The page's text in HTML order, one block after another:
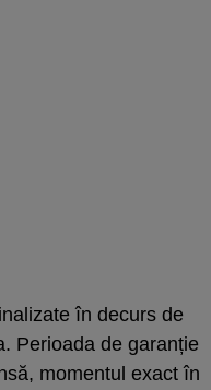
în decurs de
Perioada de garanție
momentul exact în